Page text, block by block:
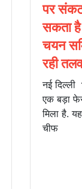
पर
सकता है
चयन
रही
नई दिल्ली
एक बड़ा
मिला है.
चीफ